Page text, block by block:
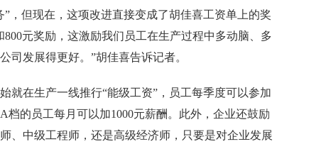
，但现在，这项改进直接变成了胡佳喜工资单上的奖
元奖励，这激励我们员工在生产过程中多动脑、多
司发展得更好。”胡佳喜告诉记者。
在生产一线推行“能级工资”，员工每季度可以参加
档的员工每月可以加1000元薪酬。此外，企业还鼓励
、中级工程师，还是高级经济师，只要是对企业发展